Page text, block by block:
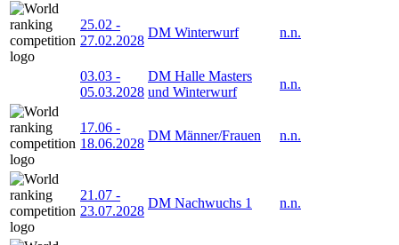
25.02 -
27.02.2028
DM Winterwurf n.n.
03.03 -
05.03.2028
DM Halle Masters
und Winterwurf
n.n.
17.06 -
18.06.2028
DM Männer/Frauen n.n.
21.07 -
23.07.2028
DM Nachwuchs 1 n.n.